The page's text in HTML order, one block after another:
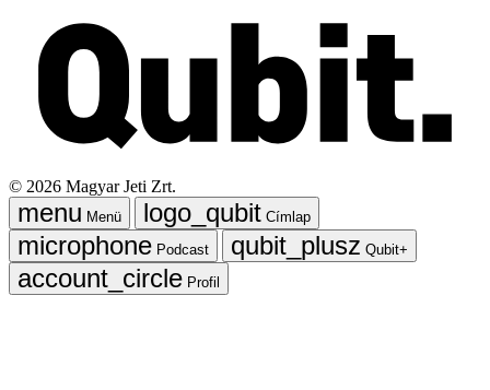
© 2026 Magyar Jeti Zrt.
Menü
Címlap
Podcast
Qubit+
Profil